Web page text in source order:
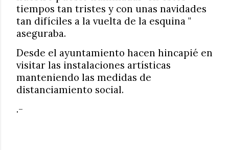
tiempos tan tristes y con unas navidades
tan difíciles a la vuelta de la esquina "
aseguraba.
Desde el ayuntamiento hacen hincapié en
visitar las instalaciones artísticas
manteniendo las medidas de
distanciamiento social.
.-